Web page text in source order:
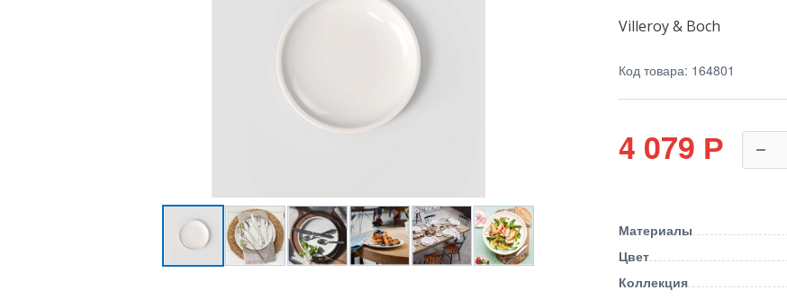
Villeroy & Boch
Код товара: 164801
4 079 Р
Материалы
Цвет
Коллекция